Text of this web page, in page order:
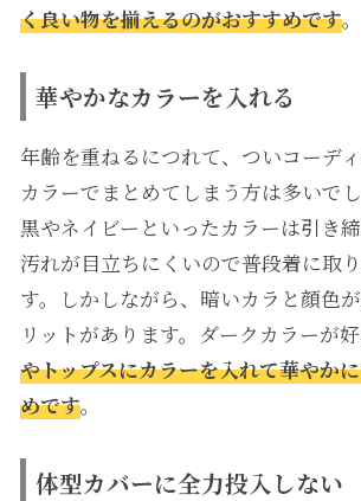
く良い物を揃えるのがおすすめです。
華やかなカラーを入れる
年齢を重ねるにつれて、ついコーデ
カラーでまとめてしまう方は多いで
黒やネイビーといったカラーは引き締
汚れが目立ちにくいので普段着に取
す。しかしながら、暗いカラと顔色
リットがあります。ダークカラーが好
やトップスにカラーを入れて華やか
めです。
体型カバーに全力投入しない